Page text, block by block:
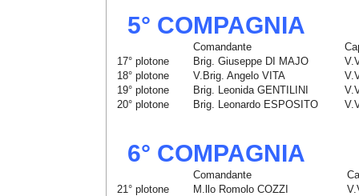
5° COMPAGNIA
Comandante
17° plotone
Brig. Giuseppe DI MAJO
18° plotone
V.Brig. Angelo VITA
19° plotone
Brig. Leonida GENTILINI
20° plotone
Brig. Leonardo ESPOSITO
6° COMPAGNIA
Comandante
21° plotone
M.llo Romolo COZZI